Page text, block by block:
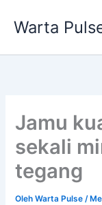
Warta
Jamu
sekali
tegang
OlehWarta Pulse/